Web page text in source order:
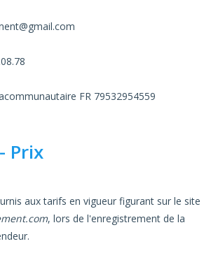
FR 79532954559
Prix
aux tarifs en vigueur figurant sur le site
, lors de l'enregistrement de la